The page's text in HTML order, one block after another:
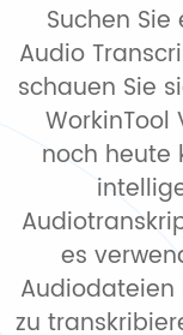
Suchen
Audio
schauen Sie
WorkinTool
noch heute
es
Audiodateien
zu